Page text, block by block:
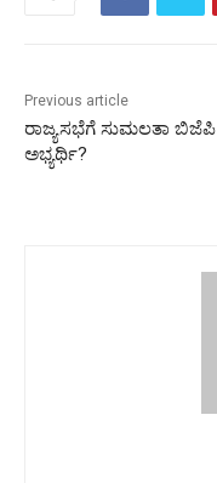
Previous article
ರಾಜ್ಯಸಭೆಗೆ ಸುಮಲತಾ ಬಿಜೆಪಿ
ಅಭ್ಯರ್ಥಿ?